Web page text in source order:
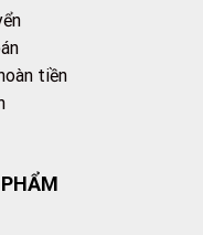
tiền